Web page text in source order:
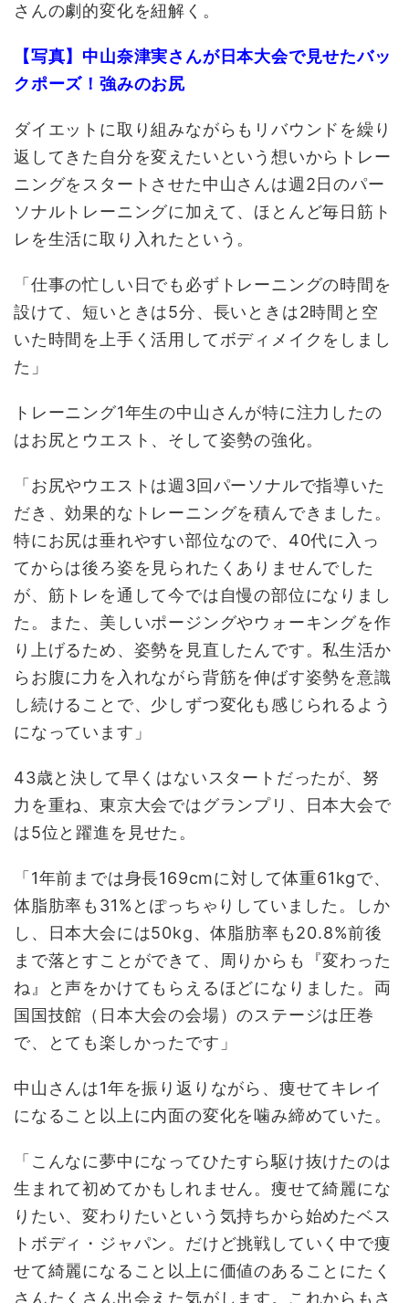
さんの劇的変化を紐解く。
【写真】中山奈津実さんが日本大会で見せたバッ
クポーズ！強みのお尻
ダイエットに取り組みながらもリバウンドを繰り
返してきた自分を変えたいという想いからトレー
ニングをスタートさせた中山さんは週2日のパー
ソナルトレーニングに加えて、ほとんど毎日筋ト
レを生活に取り入れたという。
「仕事の忙しい日でも必ずトレーニングの時間を
設けて、短いときは5分、長いときは2時間と空
いた時間を上手く活用してボディメイクをしまし
た」
トレーニング1年生の中山さんが特に注力したの
はお尻とウエスト、そして姿勢の強化。
「お尻やウエストは週3回パーソナルで指導いた
だき、効果的なトレーニングを積んできました。
特にお尻は垂れやすい部位なので、40代に入っ
てからは後ろ姿を見られたくありませんでした
が、筋トレを通して今では自慢の部位になりまし
た。また、美しいポージングやウォーキングを作
り上げるため、姿勢を見直したんです。私生活か
らお腹に力を入れながら背筋を伸ばす姿勢を意識
し続けることで、少しずつ変化も感じられるよう
になっています」
43歳と決して早くはないスタートだったが、努
力を重ね、東京大会ではグランプリ、日本大会で
は5位と躍進を見せた。
「1年前までは身長169cmに対して体重61kgで、
体脂肪率も31%とぽっちゃりしていました。しか
し、日本大会には50kg、体脂肪率も20.8%前後
まで落とすことができて、周りからも『変わった
ね』と声をかけてもらえるほどになりました。両
国国技館（日本大会の会場）のステージは圧巻
で、とても楽しかったです」
中山さんは1年を振り返りながら、痩せてキレイ
になること以上に内面の変化を噛み締めていた。
「こんなに夢中になってひたすら駆け抜けたのは
生まれて初めてかもしれません。痩せて綺麗にな
りたい、変わりたいという気持ちから始めたベス
トボディ・ジャパン。だけど挑戦していく中で痩
せて綺麗になること以上に価値のあることにたく
さんたくさん出会えた気がします。これからもさ